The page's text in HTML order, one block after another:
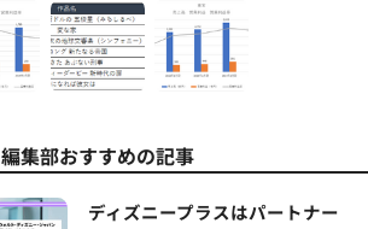
編集部おすすめの記事
ディズニープラスはパートナー